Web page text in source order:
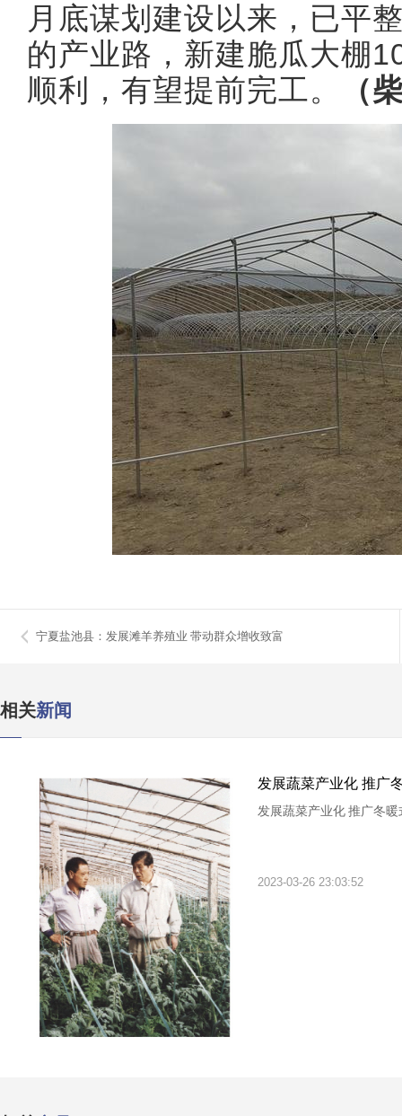
月底谋划建设以来，已平
的产业路，新建脆瓜大棚
顺利，有望提前完工。
（
宁夏盐池县：发展滩羊养殖业 带动群众增收致富
相关新闻
发展蔬菜产业化 推广
发展蔬菜产业化 推广冬
2023-03-26 23:03:52